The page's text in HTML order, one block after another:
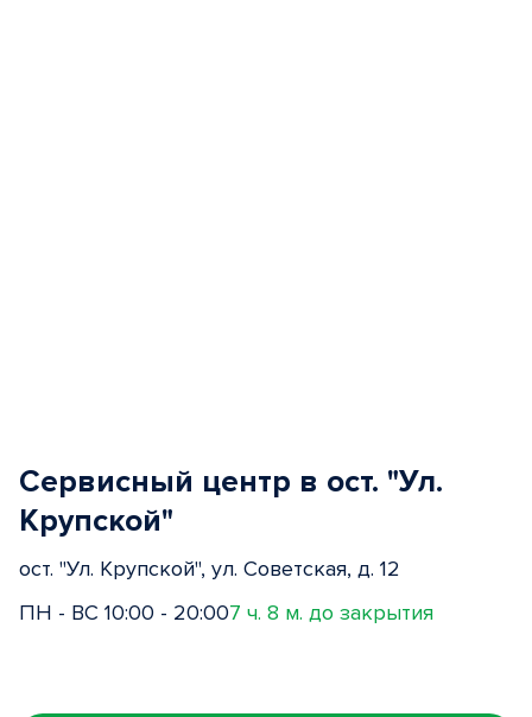
Сервисный центр в ост. "Ул.
Крупской"
ост. "Ул. Крупской", ул. Советская, д. 12
ПН - ВС 10:00 - 20:007 ч. 8 м. до закрытия